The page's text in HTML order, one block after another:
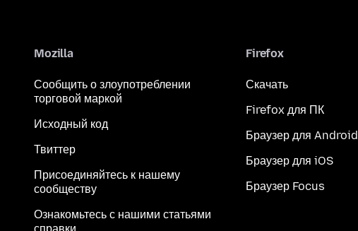
Mozilla
Сообщить о злоупотреблении
торговой маркой
Исходный код
Твиттер
Присоединяйтесь к нашему
сообществу
Ознакомьтесь с нашими статьями
Firefox
Скачать
Firefox для ПК
Браузер для Android
Браузер для iOS
Браузер Focus